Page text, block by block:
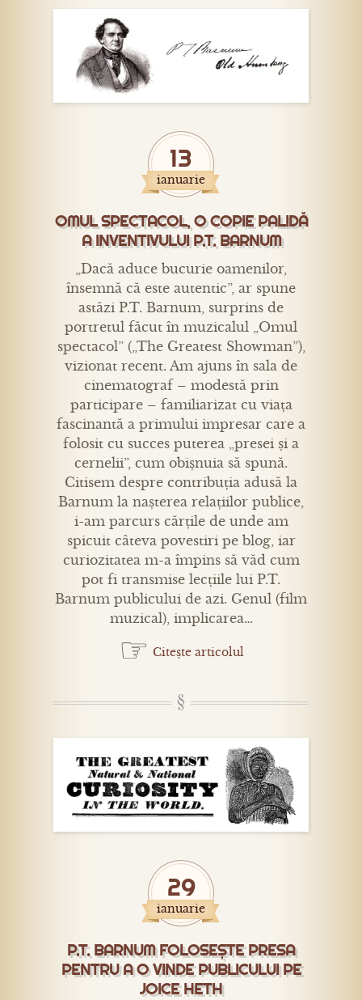
13
ianuarie
OMUL SPECTACOL, O COPIE PALIDĂ
A INVENTIVULUI P.T. BARNUM
„Dacă aduce bucurie oamenilor,
însemnă că este autentic”, ar spune
astăzi P.T. Barnum, surprins de
portretul făcut în muzicalul „Omul
spectacol” („The Greatest Showman”),
vizionat recent. Am ajuns în sala de
cinematograf – modestă prin
participare – familiarizat cu viața
fascinantă a primului impresar care a
folosit cu succes puterea „presei și a
cernelii”, cum obișnuia să spună.
Citisem despre contribuția adusă la
Barnum la nașterea relațiilor publice,
i-am parcurs cărțile de unde am
spicuit câteva povestiri pe blog, iar
curiozitatea m-a împins să văd cum
pot fi transmise lecțiile lui P.T.
Barnum publicului de azi. Genul (film
muzical), implicarea…
☞ Citește articolul
29
ianuarie
P.T. BARNUM FOLOSEȘTE PRESA
PENTRU A O VINDE PUBLICULUI PE
JOICE HETH